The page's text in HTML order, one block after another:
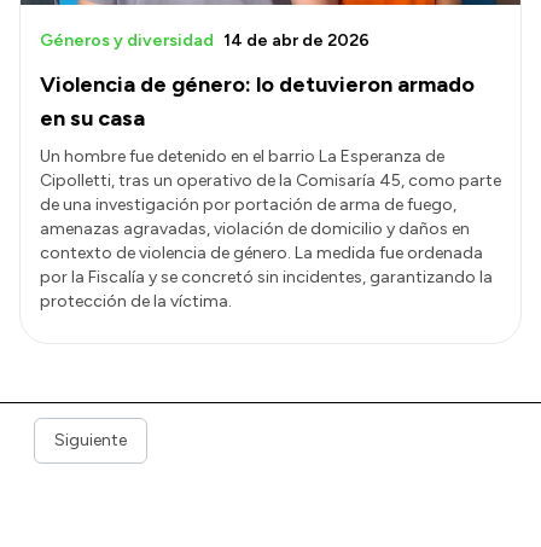
Violencia de género: lo detuvieron armado
en su casa
Géneros y diversidad 14 de abr de 2026
Un hombre fue detenido en el barrio La Esperanza de
Cipolletti, tras un operativo de la Comisaría 45, como parte
de una investigación por portación de arma de fuego,
amenazas agravadas, violación de domicilio y daños en
contexto de violencia de género. La medida fue ordenada
por la Fiscalía y se concretó sin incidentes, garantizando la
protección de la víctima.
Siguiente